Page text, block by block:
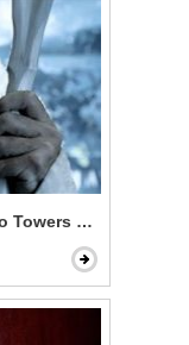
Towers - Gandalf